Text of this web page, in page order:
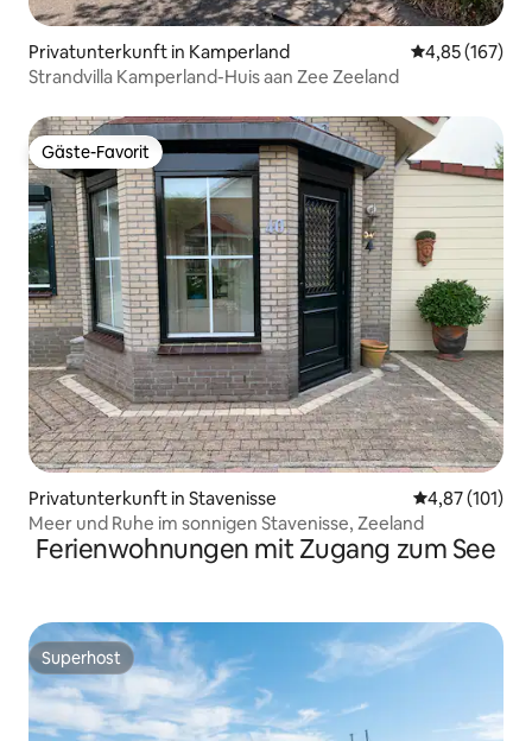
Privatunterkunft in Kamperland
4,85 (167)
Strandvilla Kamperland-Huis aan Zee Zeeland
Gäste-Favorit
Gäste-Favorit
Privatunterkunft in Stavenisse
4,87 (101)
Meer und Ruhe im sonnigen Stavenisse, Zeeland
Ferienwohnungen mit Zugang zum See
Superhost
Superhost